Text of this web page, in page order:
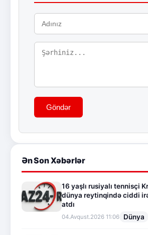
Göndər
Ən Son Xəbərlər
16 yaşlı rusiyalı tennisçi
dünya reytinqində ciddi
atdı
04.Avqust.2026 11:06 Dünya